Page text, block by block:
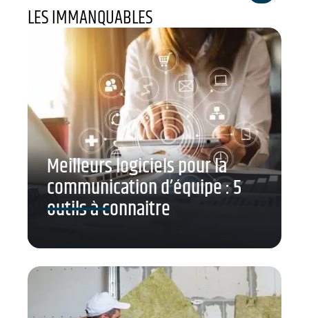
LES IMMANQUABLES
Meilleurs logiciels pour la
communication d’équipe : 5
outils à connaitre